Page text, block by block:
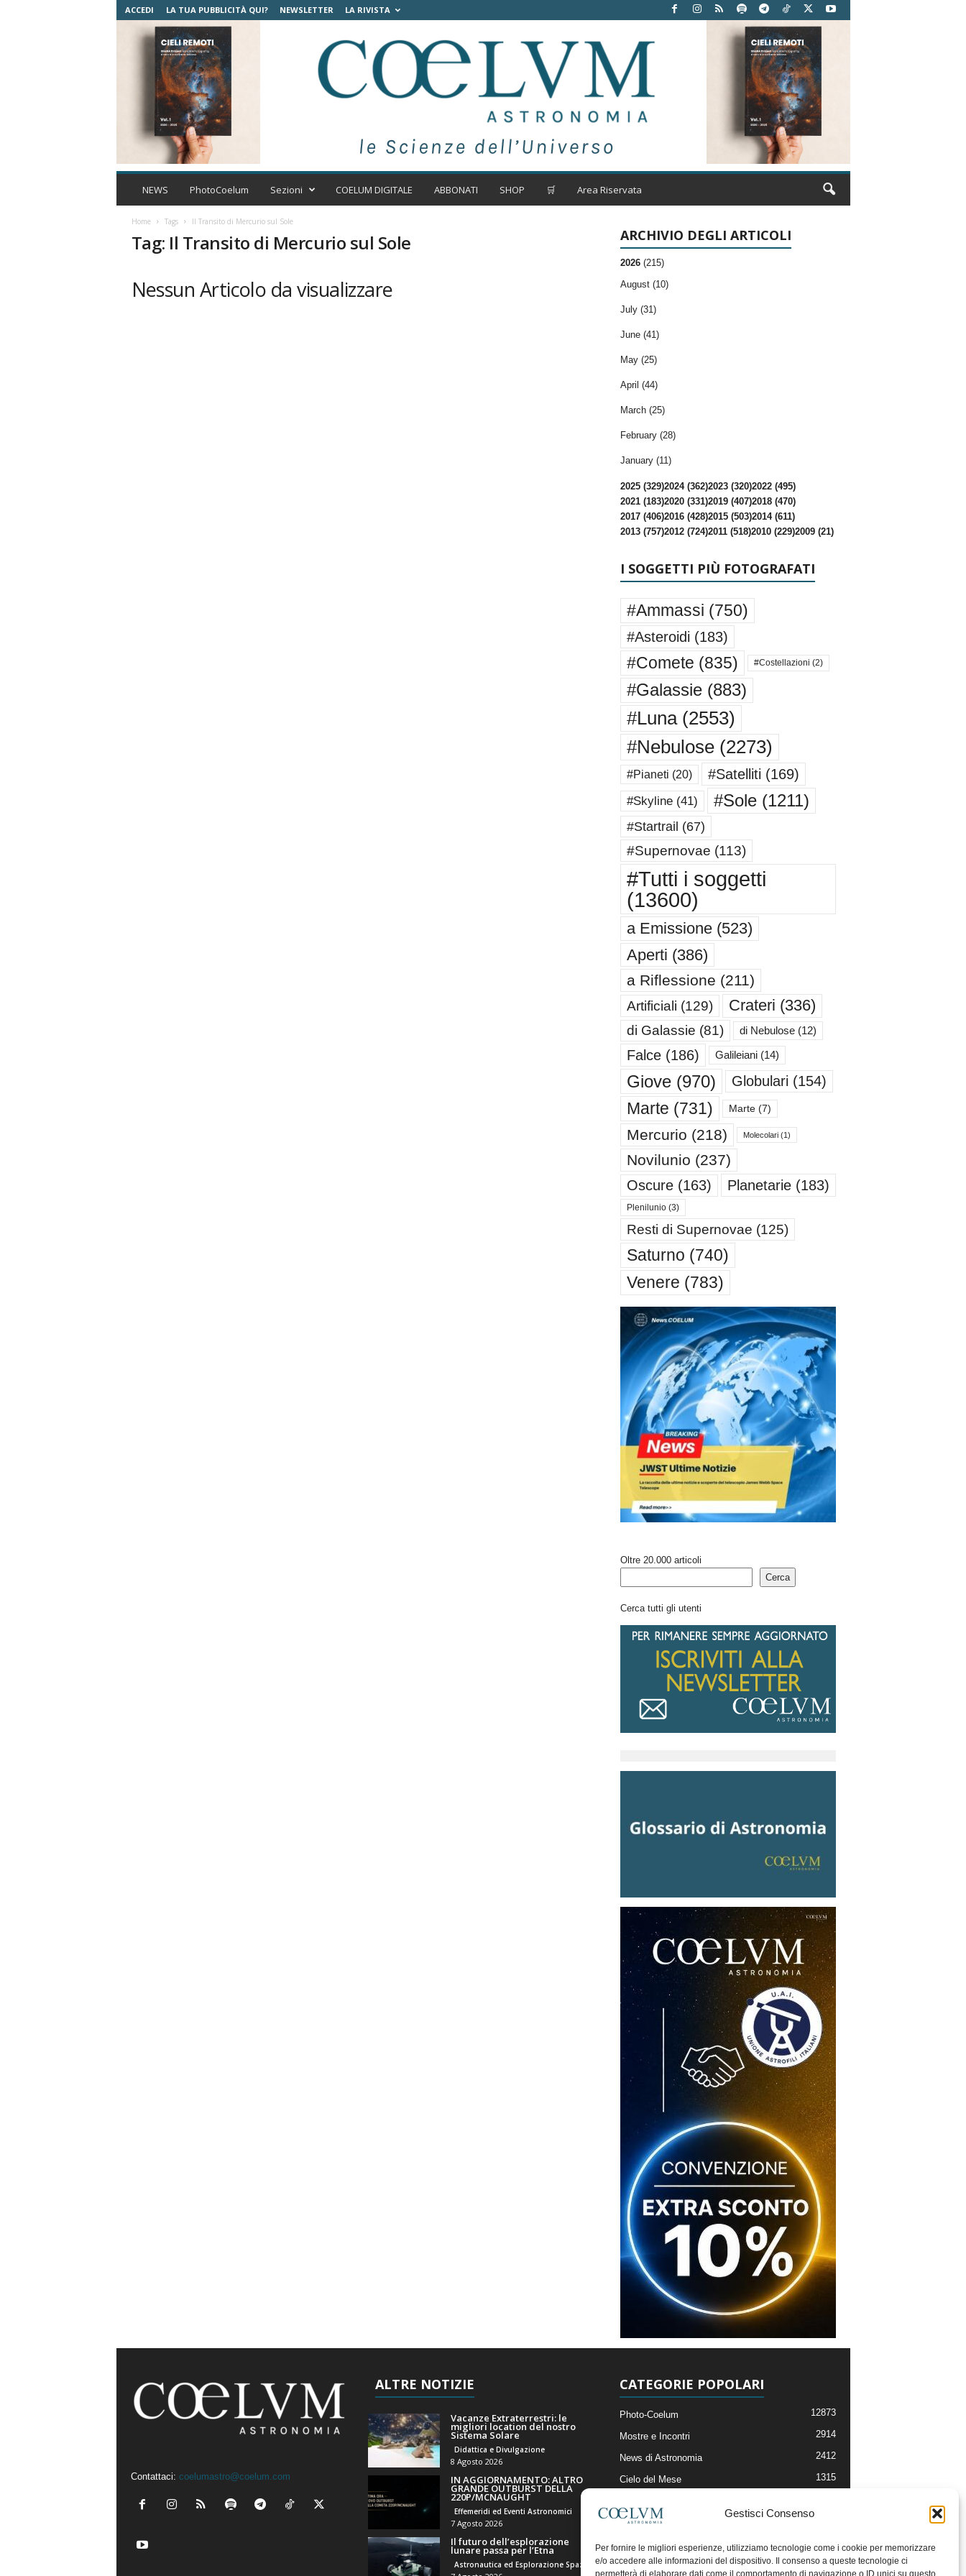
Gestisci Consenso
Per fornire le migliori esperienze, utilizziamo tecnologie come i cookie per memorizzare
e/o accedere alle informazioni del dispositivo. Il consenso a queste tecnologie ci
permetterà di elaborare dati come il comportamento di navigazione o ID unici su questo
ACCEDI LA TUA PUBBLICITÀ QUI? NEWSLETTER LA RIVISTA
C
l
m
t
NEWS PhotoCoelum Sezioni COELUM DIGITALE ABBONATI SHOP 🛒 Area Riservata
Home Tags Il Transito di Mercurio sul Sole
Tag: Il Transito di Mercurio sul Sole
Nessun Articolo da visualizzare
ARCHIVIO DEGLI ARTICOLI
2026 (215)
August (10)
July (31)
June (41)
May (25)
April (44)
March (25)
February (28)
January (11)
2025 (329)2024 (362)2023 (320)2022 (495)
2021 (183)2020 (331)2019 (407)2018 (470)
2017 (406)2016 (428)2015 (503)2014 (611)
2013 (757)2012 (724)2011 (518)2010 (229)2009 (21)
I SOGGETTI PIÙ FOTOGRAFATI
#Ammassi (750)
#Asteroidi (183)
#Comete (835) #Costellazioni (2)
#Galassie(883)
#Luna(2553)
#Nebulose(2273)
#Pianeti (20) #Satelliti (169)
#Skyline(41) #Sole(1211)
#Startrail (67)
#Supernovae (113)
#Tutti i soggetti
(13600)
a Emissione(523)
Aperti (386)
a Riflessione (211)
Artificiali (129) Crateri (336)
di Galassie (81) di Nebulose(12)
Falce(186) Galileiani(14)
Giove(970) Globulari (154)
Marte (731) Marte(7)
Mercurio (218) Molecolari(1)
Novilunio (237)
Oscure(163) Planetarie(183)
Plenilunio(3)
Resti di Supernovae (125)
Saturno (740)
Venere (783)
Oltre 20.000 articoli
Cerca
Cerca tutti gli utenti
Contattaci: coelumastro@coelum.com
ALTRE NOTIZIE
Vacanze Extraterrestri: le
migliori location del nostro
Sistema Solare
Didattica e Divulgazione
8 Agosto 2026
IN AGGIORNAMENTO: ALTRO
GRANDE OUTBURST DELLA
220P/MCNAUGHT
Effemeridi ed Eventi Astronomici
7 Agosto 2026
Il futuro dell’esplorazione
lunare passa per l’Etna
CATEGORIE POPOLARI
Photo-Coelum 12873
Mostre e Incontri 2914
News di Astronomia 2412
Cielo del Mese 1315
Articoli e Risorse On-Line
Il Blog della Redazione